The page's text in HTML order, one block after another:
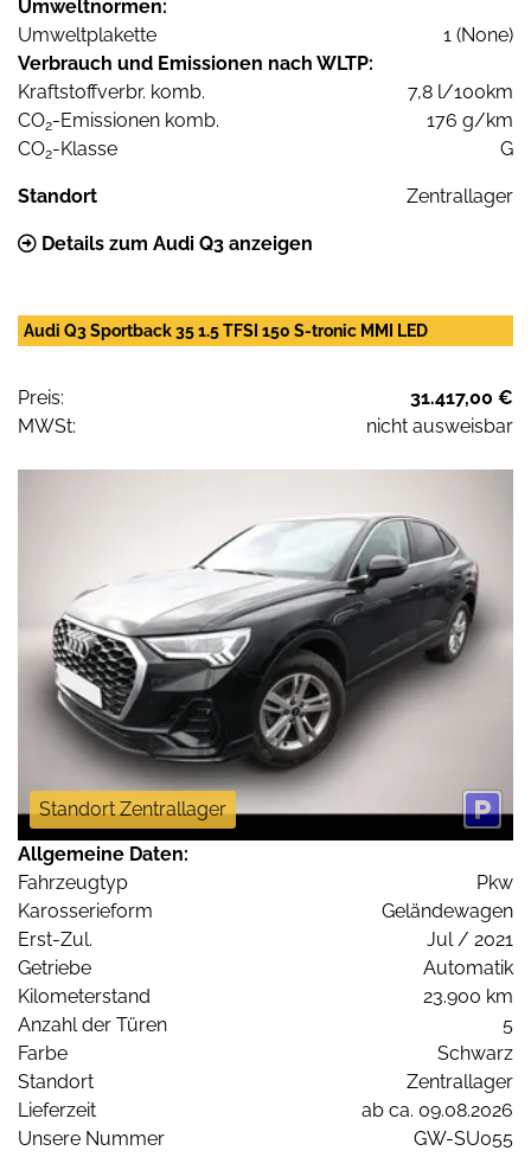
Umweltnormen:
Umweltplakette
1 (None)
Verbrauch und Emissionen nach WLTP:
Kraftstoffverbr. komb.
7,8 l/100km
CO2-Emissionen komb.
176 g/km
CO2-Klasse G
Standort Zentrallager
Details zum Audi Q3 anzeigen
Audi Q3 Sportback 35 1.5 TFSI 150 S-tronic MMI LED
Preis:
31.417,00 €
MWSt:
nicht ausweisbar
Standort Zentrallager
Allgemeine Daten:
Fahrzeugtyp
Pkw
Karosserieform
Geländewagen
Erst-Zul.
Jul / 2021
Getriebe
Automatik
Kilometerstand
23.900 km
Anzahl der Türen
5
Farbe
Schwarz
Standort
Zentrallager
Lieferzeit
ab ca. 09.08.2026
Unsere Nummer
GW-SU055